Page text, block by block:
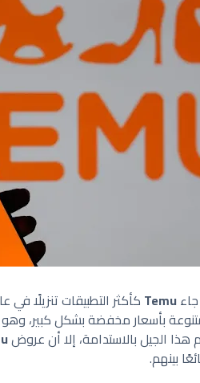
Temu
الجيل بالاستدامة، إلا أن عروض
بينهم.